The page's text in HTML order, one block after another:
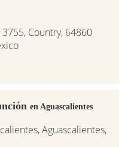
Country, 64860
en Aguascalientes
Aguascalientes,